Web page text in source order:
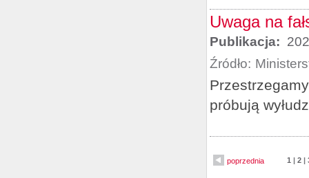
Uwaga na
Publikacja:
Źródło:
próbują
poprzednia 1 |2 |